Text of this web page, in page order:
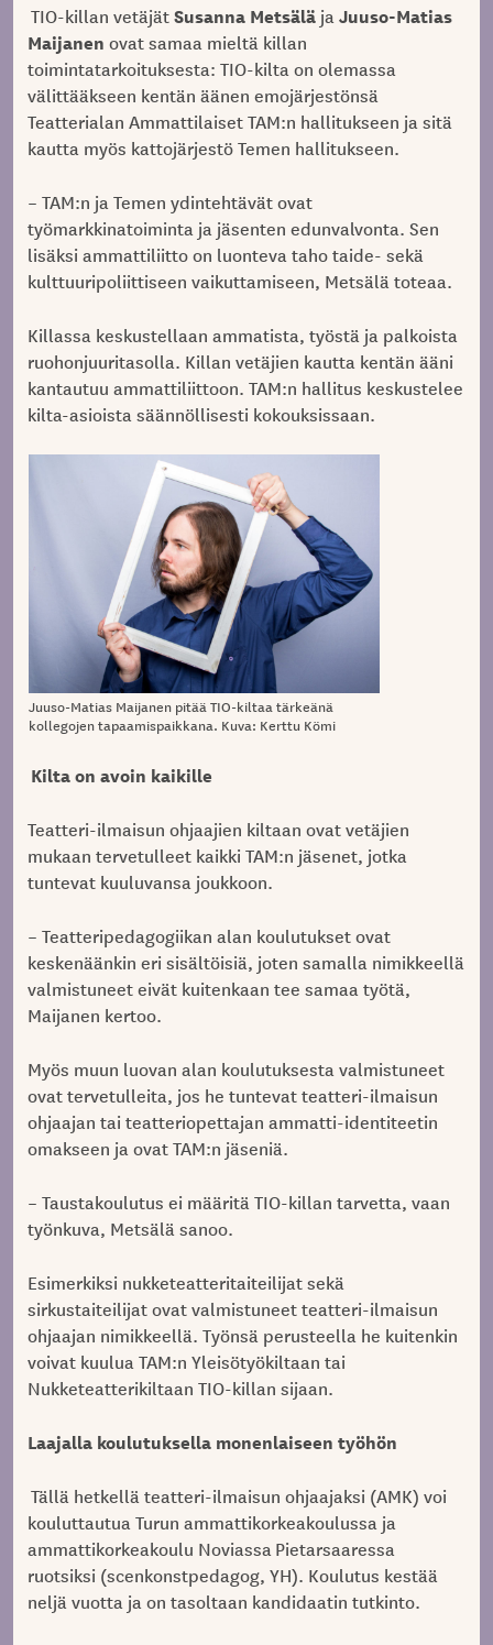
TIO-killan vetäjätSusanna MetsäläjaJuuso-Matias
Maijanen ovat samaa mieltä killan
toimintatarkoituksesta: TIO-kilta on olemassa
välittääkseen kentän äänen emojärjestönsä
Teatterialan Ammattilaiset TAM:n hallitukseen ja sitä
kautta myös kattojärjestö Temen hallitukseen.
– TAM:n ja Temen ydintehtävät ovat
työmarkkinatoiminta ja jäsenten edunvalvonta. Sen
lisäksi ammattiliitto on luonteva taho taide- sekä
kulttuuripoliittiseen vaikuttamiseen, Metsälä toteaa.
Killassa keskustellaan ammatista, työstä ja palkoista
ruohonjuuritasolla. Killan vetäjien kautta kentän ääni
kantautuu ammattiliittoon. TAM:n hallitus keskustelee
kilta-asioista säännöllisesti kokouksissaan.
Juuso-Matias Maijanen pitää TIO-kiltaa tärkeänä
kollegojen tapaamispaikkana. Kuva: Kerttu Kömi
Kilta on avoin kaikille
Teatteri-ilmaisun ohjaajien kiltaan ovat vetäjien
mukaan tervetulleet kaikki TAM:n jäsenet, jotka
tuntevat kuuluvansa joukkoon.
– Teatteripedagogiikan alan koulutukset ovat
keskenäänkin eri sisältöisiä, joten samalla nimikkeellä
valmistuneet eivät kuitenkaan tee samaa työtä,
Maijanen kertoo.
Myös muun luovan alan koulutuksesta valmistuneet
ovat tervetulleita, jos he tuntevat teatteri-ilmaisun
ohjaajan tai teatteriopettajan ammatti-identiteetin
omakseen ja ovat TAM:n jäseniä.
– Taustakoulutus ei määritä TIO-killan tarvetta, vaan
työnkuva, Metsälä sanoo.
Esimerkiksi nukketeatteritaiteilijat sekä
sirkustaiteilijat ovat valmistuneet teatteri-ilmaisun
ohjaajan nimikkeellä. Työnsä perusteella he kuitenkin
voivat kuulua TAM:n Yleisötyökiltaan tai
Nukketeatterikiltaan TIO-killan sijaan.
Laajalla koulutuksella monenlaiseen työhön
Tällä hetkellä teatteri-ilmaisun ohjaajaksi (AMK) voi
kouluttautua Turun ammattikorkeakoulussa ja
ammattikorkeakoulu Noviassa Pietarsaaressa
ruotsiksi (scenkonstpedagog, YH). Koulutus kestää
neljä vuotta ja on tasoltaan kandidaatin tutkinto.